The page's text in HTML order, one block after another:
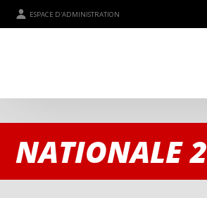
ESPACE D'ADMINISTRATION
NATIONALE 2